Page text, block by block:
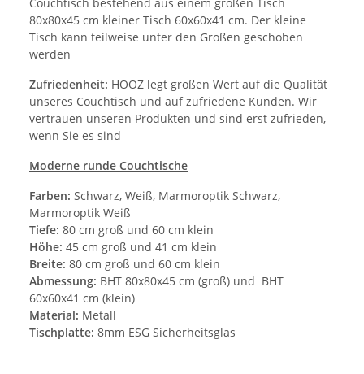
80x80x45 cm kleiner Tisch 60x60x41 cm. Der kleine
Tisch kann teilweise unter den Großen geschoben
werden
Zufriedenheit: HOOZ legt großen Wert auf die Qualität
unseres Couchtisch und auf zufriedene Kunden. Wir
vertrauen unseren Produkten und sind erst zufrieden,
wenn Sie es sind
Moderne runde Couchtische
Farben: Schwarz, Weiß, Marmoroptik Schwarz,
Marmoroptik Weiß
Tiefe: 80 cm groß und 60 cm klein
Höhe: 45 cm groß und 41 cm klein
Breite: 80 cm groß und 60 cm klein
Abmessung: BHT 80x80x45 cm (groß) und BHT
60x60x41 cm (klein)
Material: Metall
Tischplatte: 8mm ESG Sicherheitsglas